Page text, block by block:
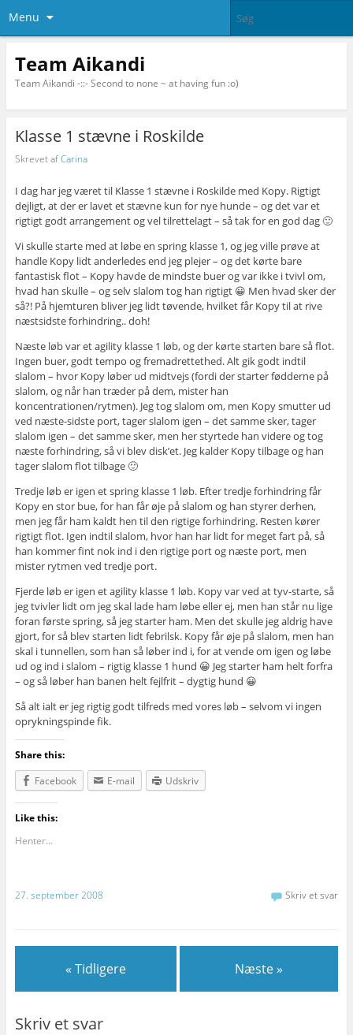
Menu
Team Aikandi
Team Aikandi -::- Second to none ~ at having fun :o)
Klasse 1 stævne i Roskilde
Skrevet afCarina
I dag har jeg været til Klasse 1 stævne i Roskilde med Kopy. Rigtigt
dejligt, at der er lavet et stævne kun for nye hunde – og det var et
rigtigt godt arrangement og vel tilrettelagt – så tak for en god dag 🙂
Vi skulle starte med at løbe en spring klasse 1, og jeg ville prøve at
handle Kopy lidt anderledes end jeg plejer – og det kørte bare
fantastisk flot – Kopy havde de mindste buer og var ikke i tvivl om,
hvad han skulle – og selv slalom tog han rigtigt 😀 Men hvad sker der
så?! På hjemturen bliver jeg lidt tøvende, hvilket får Kopy til at rive
næstsidste forhindring.. doh!
Næste løb var et agility klasse 1 løb, og der kørte starten bare så flot.
Ingen buer, godt tempo og fremadrettethed. Alt gik godt indtil
slalom – hvor Kopy løber ud midtvejs (fordi der starter fødderne på
slalom, og når han træder på dem, mister han
koncentrationen/rytmen). Jeg tog slalom om, men Kopy smutter ud
ved næste-sidste port, tager slalom igen – det samme sker, tager
slalom igen – det samme sker, men her styrtede han videre og tog
næste forhindring, så vi blev disk’et. Jeg kalder Kopy tilbage og han
tager slalom flot tilbage 🙂
Tredje løb er igen et spring klasse 1 løb. Efter tredje forhindring får
Kopy en stor bue, for han får øje på slalom og han styrer derhen,
men jeg får ham kaldt hen til den rigtige forhindring. Resten kører
rigtigt flot. Igen indtil slalom, hvor han har lidt for meget fart på, så
han kommer fint nok ind i den rigtige port og næste port, men
mister rytmen ved tredje port.
Fjerde løb er igen et agility klasse 1 løb. Kopy var ved at tyv-starte, så
jeg tvivler lidt om jeg skal lade ham løbe eller ej, men han står nu lige
foran første spring, så jeg starter ham. Men det skulle jeg aldrig have
gjort, for så blev starten lidt febrilsk. Kopy får øje på slalom, men han
skal i tunnellen, som han så løber ind i, for at vende om igen og løbe
ud og ind i slalom – rigtig klasse 1 hund 😀 Jeg starter ham helt forfra
– og så løber han banen helt fejlfrit – dygtig hund 😀
Så alt ialt er jeg rigtig godt tilfreds med vores løb – selvom vi ingen
oprykningspinde fik.
Share this:
Facebook
E-mail Udskriv
Like this:
Henter...
27. september 2008 Skriv et svar
« Tidligere Næste »
Skriv et svar